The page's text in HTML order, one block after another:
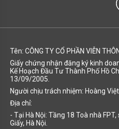
Tên: CÔNG TY CỔ PHẦN VIỄN
Giấy chứng nhận đăng ký kinh
Kế Hoạch Đầu Tư Thành Phố Hồ
13/09/2005.
Người chịu trách nhiệm: Hoàng
Địa chỉ:
- Tại Hà Nội: Tầng 18 Toà nhà
Giấy, Hà Nội.